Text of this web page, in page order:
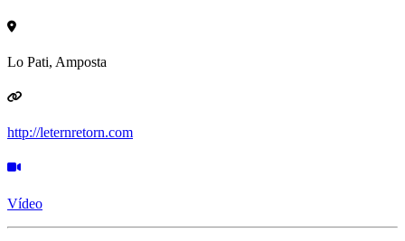
Lo Pati, Amposta
http://leternretorn.com
Vídeo